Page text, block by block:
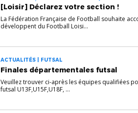
GOLF FOOT | PRATIQUES DIVERSIFIÉES
[Loisir] Déclarez votre section !
La Fédération Française de Football souhaite
développent du Football Loisi...
ACTUALITÉS | FUTSAL
Finales départementales futsal
Veuillez trouver ci-après les équipes qualifiées
futsal U13F,U15F,U18F, ...